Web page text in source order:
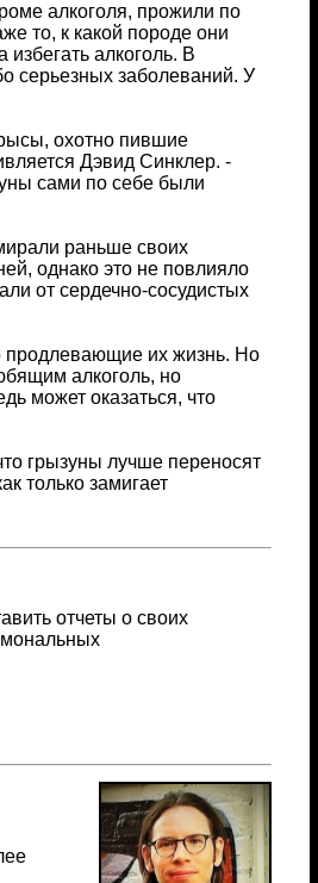
алкоголя, прожили по
то, к какой породе они
алкоголь. В
серьезных заболеваний. У
охотно пившие
Дэвид Синклер. -
сами по себе были
раньше своих
однако это не повлияло
от сердечно-сосудистых
продлевающие их жизнь. Но
алкоголь, но
может оказаться, что
грызуны лучше переносят
только замигает
отчеты о своих